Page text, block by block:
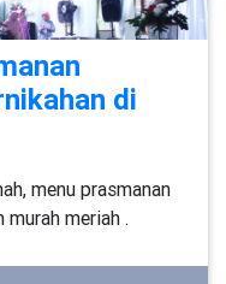
di
menu prasmanan
murah meriah .